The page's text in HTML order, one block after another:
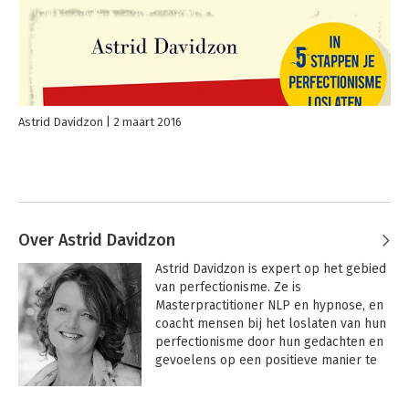
Astrid Davidzon 2 maart 2016
Over Astrid Davidzon
Astrid Davidzon is expert op het gebied
van perfectionisme. Ze is
Masterpractitioner NLP en hypnose, en
coacht mensen bij het loslaten van hun
perfectionisme door hun gedachten en
gevoelens op een positieve manier te